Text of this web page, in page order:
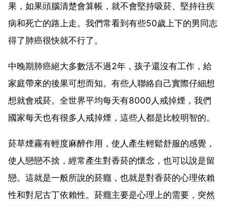
果，如果頭腦清楚會算帳，就不會堅持吸菸、堅持往疾
病和死亡的路上走。我們常看到有些50歲上下的男同志
得了肺癌很快就不行了。
中晚期肺癌絕大多數活不過2年，孩子還沒有工作，給
家庭帶來的後果可想而知。有些人聯絡自己實際仔細想
想就會戒菸。全世界平均每天有8000人戒掉煙，我們
國家每天也有很多人戒掉煙，這些人都是比較明智的。
菸草煙霧有輕度麻醉作用，使人產生輕鬆舒服的感覺，
使人戀戀不捨，經常產生對香菸的懷念，也可以說是留
戀。這就是一般所說的菸癮，也就是對香菸的心理依賴
性和對尼古丁依賴性。菸癮主要是心理上的需要，突然